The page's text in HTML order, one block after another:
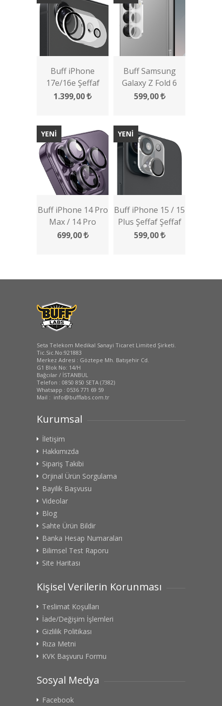
Buff iPhone
17e/16e Şeffaf
Kamera Lens
1.399,00
Buff Samsung
Galaxy Z Fold 6
Şeffaf Kamera
599,00
YENİ
Buff iPhone 14 Pro
Max / 14 Pro
Kamera Metal Lens
699,00
YENİ
Buff iPhone 15 / 15
Plus Şeffaf Şeffaf
Kamera Lens
599,00
Seta Telekom Medikal Sanayi Ticaret Limited Şirketi.
Tic.Sic.No:921883
Merkez Adresi : Göztepe Mh. Batışehir Cd.
G1 Blok No: 14/H
Bağcılar / İSTANBUL
Telefon : 0850 850 SETA (7382)
Whatsapp : 0536 771 69 59
Mail : info@bufflabs.com.tr
Kurumsal
İletişim
Hakkımızda
Sipariş Takibi
Orjinal Ürün Sorgulama
Bayilik Başvusu
Videolar
Blog
Sahte Ürün Bildir
Banka Hesap Numaraları
Bilimsel Test Raporu
Site Haritası
Kişisel Verilerin Korunması
Teslimat Koşulları
İade/Değişim İşlemleri
Gizlilik Politikası
Rıza Metni
KVK Başvuru Formu
Sosyal Medya
Facebook